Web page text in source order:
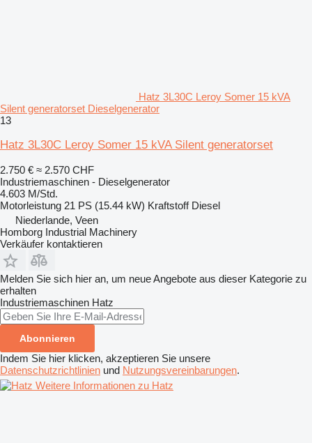
Hatz 3L30C Leroy Somer 15 kVA
Silent generatorset Dieselgenerator
13
Hatz 3L30C Leroy Somer 15 kVA Silent generatorset
2.750 € ≈ 2.570 CHF
Industriemaschinen - Dieselgenerator
4.603 M/Std.
Motorleistung 21 PS (15.44 kW) Kraftstoff Diesel
Niederlande, Veen
Homborg Industrial Machinery
Verkäufer kontaktieren
Melden Sie sich hier an, um neue Angebote aus dieser Kategorie zu
erhalten
Industriemaschinen Hatz
Abonnieren
Indem Sie hier klicken, akzeptieren Sie unsere
Datenschutzrichtlinien und Nutzungsvereinbarungen.
Weitere Informationen zu Hatz